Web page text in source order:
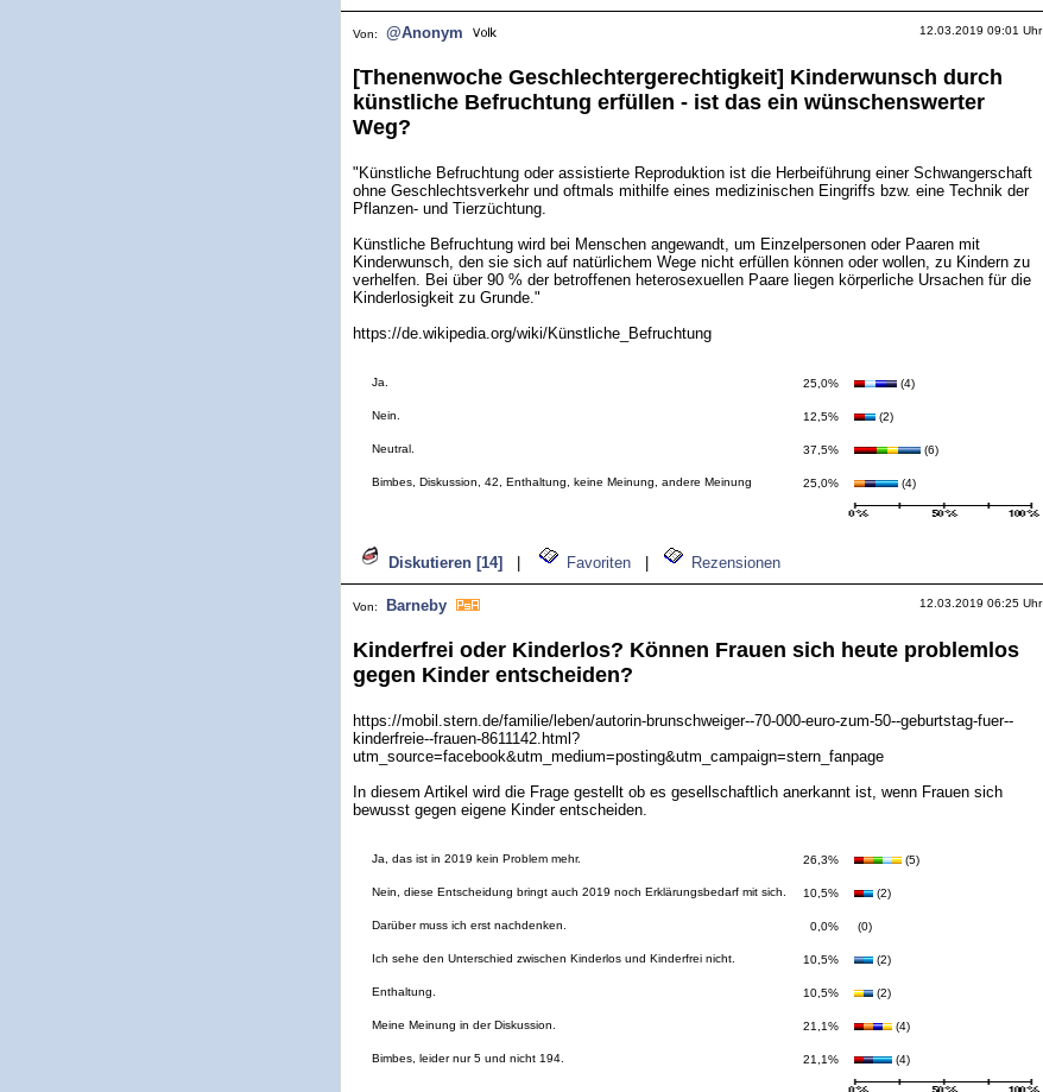
Von: @Anonym 12.03.2019 09:01 Uhr
[Thenenwoche Geschlechtergerechtigkeit] Kinderwunsch durch
künstliche Befruchtung erfüllen - ist das ein wünschenswerter
Weg?
"Künstliche Befruchtung oder assistierte Reproduktion ist die Herbeiführung einer Schwangerschaft
ohne Geschlechtsverkehr und oftmals mithilfe eines medizinischen Eingriffs bzw. eine Technik der
Pflanzen- und Tierzüchtung.
Künstliche Befruchtung wird bei Menschen angewandt, um Einzelpersonen oder Paaren mit
Kinderwunsch, den sie sich auf natürlichem Wege nicht erfüllen können oder wollen, zu Kindern zu
verhelfen. Bei über 90 % der betroffenen heterosexuellen Paare liegen körperliche Ursachen für die
Kinderlosigkeit zu Grunde."
https://de.wikipedia.org/wiki/Künstliche_Befruchtung
Ja. 25,0% (4)
Nein. 12,5% (2)
Neutral. 37,5% (6)
Bimbes, Diskussion, 42, Enthaltung, keine Meinung, andere Meinung 25,0% (4)
Diskutieren [14] Favoriten Rezensionen
Von: Barneby 12.03.2019 06:25 Uhr
Kinderfrei oder Kinderlos? Können Frauen sich heute problemlos
gegen Kinder entscheiden?
https://mobil.stern.de/familie/leben/autorin-brunschweiger--70-000-euro-zum-50--geburtstag-fuer--
kinderfreie--frauen-8611142.html?
utm_source=facebook&utm_medium=posting&utm_campaign=stern_fanpage
In diesem Artikel wird die Frage gestellt ob es gesellschaftlich anerkannt ist, wenn Frauen sich
bewusst gegen eigene Kinder entscheiden.
Ja, das ist in 2019 kein Problem mehr. 26,3% (5)
Nein, diese Entscheidung bringt auch 2019 noch Erklärungsbedarf mit sich. 10,5% (2)
Darüber muss ich erst nachdenken. 0,0% (0)
Ich sehe den Unterschied zwischen Kinderlos und Kinderfrei nicht. 10,5% (2)
Enthaltung. 10,5% (2)
Meine Meinung in der Diskussion. 21,1% (4)
Bimbes, leider nur 5 und nicht 194. 21,1% (4)